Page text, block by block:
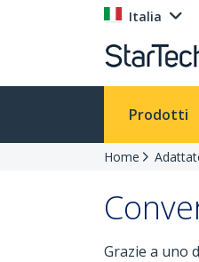
Italia
Prodotti
Home
Grazie a uno